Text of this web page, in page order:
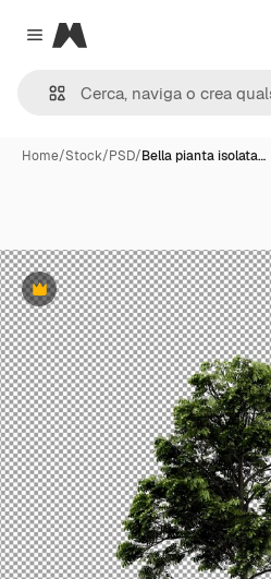
Close menu
Magnific
Home/Stock/PSD/Bella pianta isolata…
Premium